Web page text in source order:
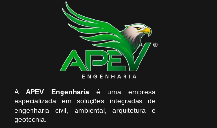
AAPEV Engenhariaé uma empresa
especializada em soluções integradas de
engenharia civil, ambiental, arquitetura e
geotecnia.